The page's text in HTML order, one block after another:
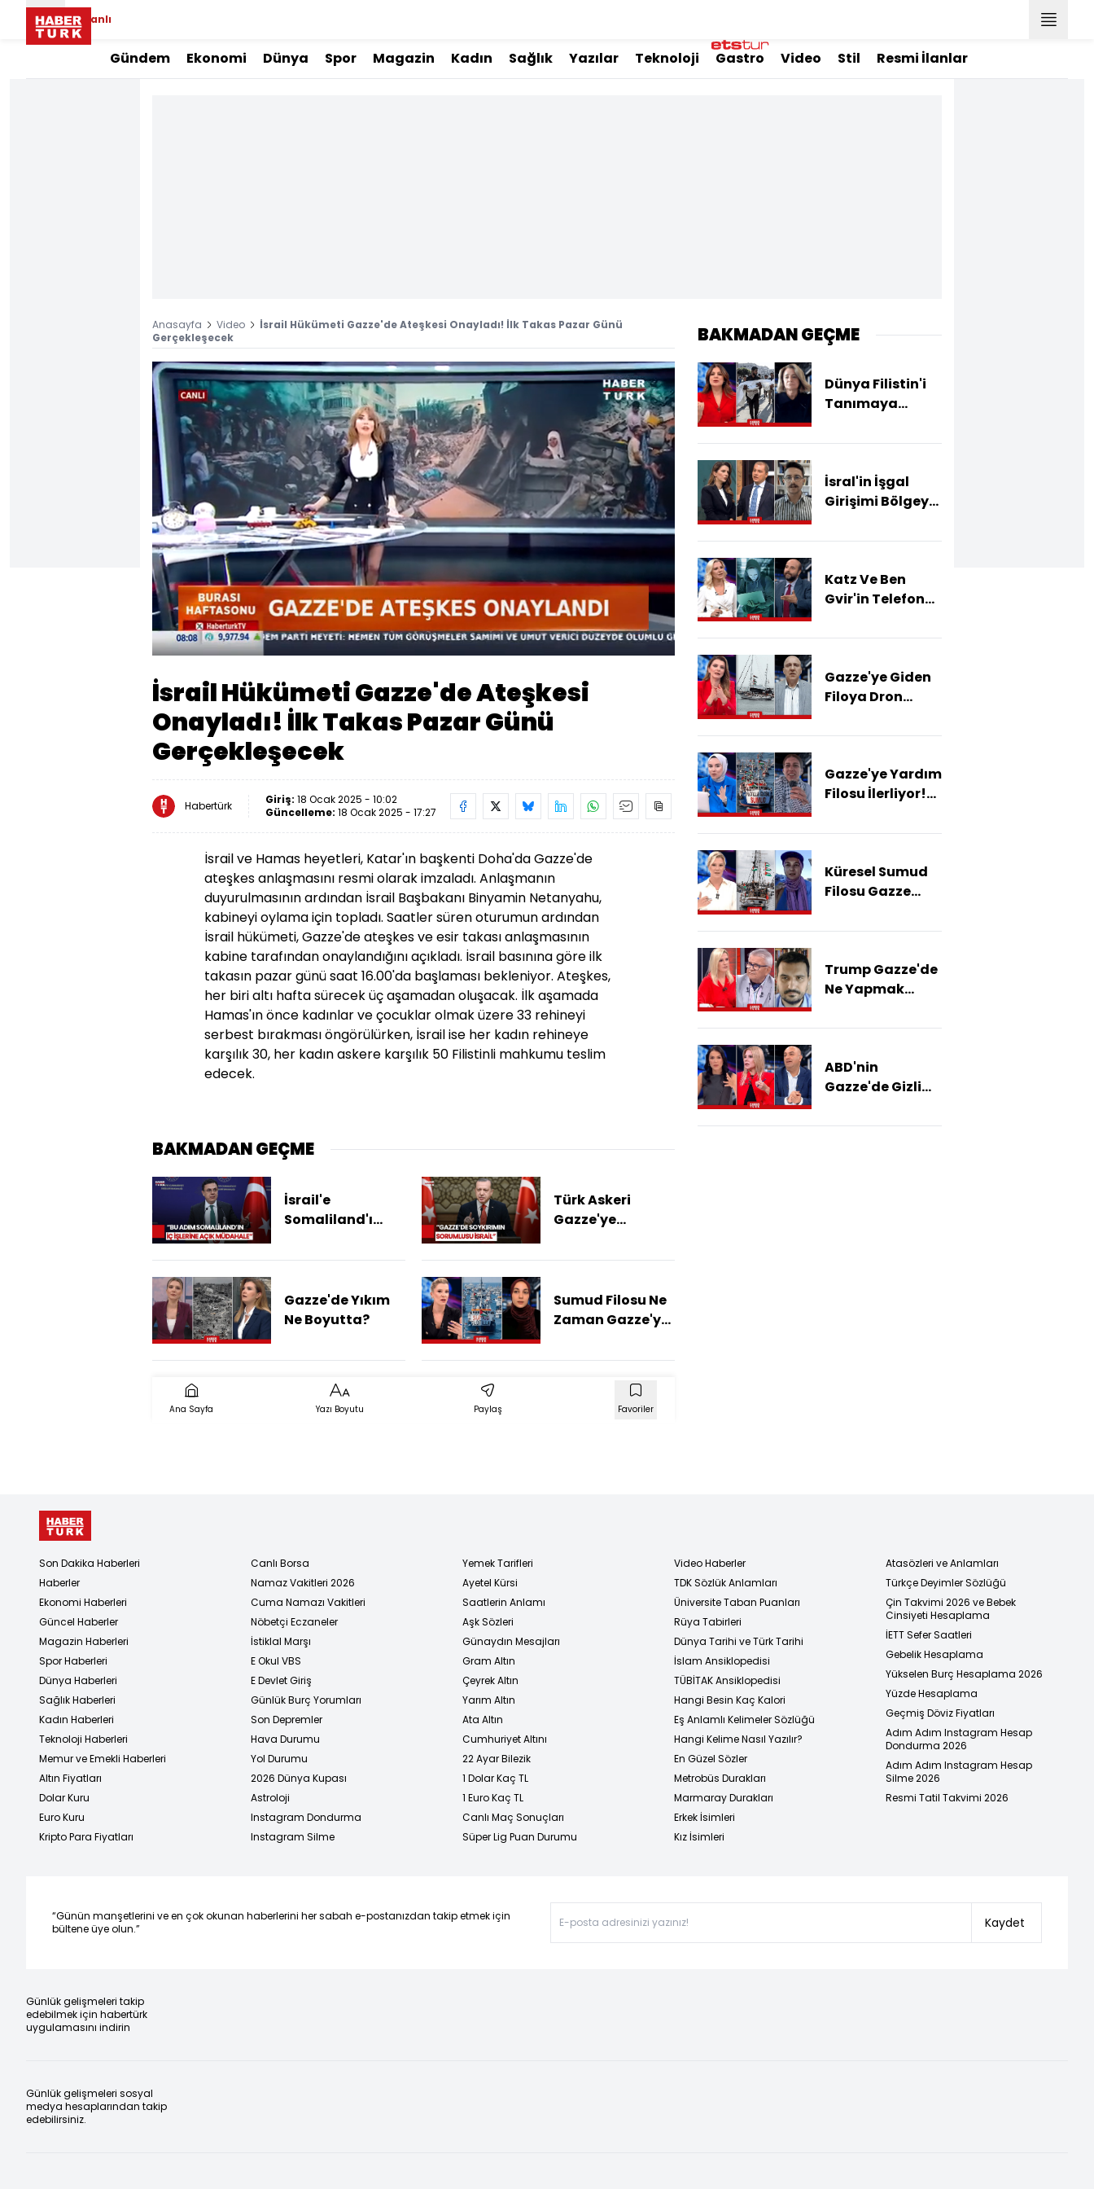
Canlı
Gündem Ekonomi Dünya Spor Magazin Kadın Sağlık Yazılar Teknoloji Gastro Video Stil Resmi İlanlar
Anasayfa Video
İsrail Hükümeti Gazze'de Ateşkesi Onayladı! İlk Takas Pazar Günü
Gerçekleşecek
Sesi
Aç
Yüklendi :
Oynatma
İsrail Hükümeti Gazze'de Ateşkesi
Onayladı! İlk Takas Pazar Günü
Gerçekleşecek
Habertürk Giriş: 18 Ocak 2025 - 10:02
Güncelleme: 18 Ocak 2025 - 17:27
İsrail ve Hamas heyetleri, Katar'ın başkenti Doha'da Gazze'de
ateşkes anlaşmasını resmi olarak imzaladı. Anlaşmanın
duyurulmasının ardından İsrail Başbakanı Binyamin Netanyahu,
kabineyi oylama için topladı. Saatler süren oturumun ardından
İsrail hükümeti, Gazze'de ateşkes ve esir takası anlaşmasının
kabine tarafından onaylandığını açıkladı. İsrail basınına göre ilk
takasın pazar günü saat 16.00'da başlaması bekleniyor. Ateşkes,
her biri altı hafta sürecek üç aşamadan oluşacak. İlk aşamada
Hamas'ın önce kadınlar ve çocuklar olmak üzere 33 rehineyi
serbest bırakması öngörülürken, İsrail ise her kadın rehineye
karşılık 30, her kadın askere karşılık 50 Filistinli mahkumu teslim
edecek.
BAKMADAN GEÇME
İsrail'e
Somaliland'ı
Türkiye'den
Türk Askeri
Gazze'ye
Gazze'de Yıkım
Ne Boyutta?
Sumud Filosu Ne
Zaman Gazze'ye
Ana Sayfa Yazı Boyutu Paylaş Favoriler
BAKMADAN GEÇME
Dünya Filistin'i
Tanımaya
Filistin'de
Erer Mi?
İsral'in İşgal
Girişimi Bölgeyi
Katz Ve Ben
Gvir'in Telefon
Kim, Nasıl
Gazze'ye Giden
Filoya Dron
Tunus'taki
Vurdu?
Gazze'ye Yardım
Filosu İlerliyor!
Filosu Gazze'ye
Varacak?
Küresel Sumud
Filosu Gazze
Ablukası Bu Kez
Trump Gazze'de
Ne Yapmak
ABD'nin
Gazze'de Gizli
Son Dakika Haberleri
Haberler
Ekonomi Haberleri
Güncel Haberler
Magazin Haberleri
Spor Haberleri
Dünya Haberleri
Sağlık Haberleri
Kadın Haberleri
Teknoloji Haberleri
Memur ve Emekli Haberleri
Altın Fiyatları
Dolar Kuru
Euro Kuru
Kripto Para Fiyatları
Canlı Borsa
Namaz Vakitleri 2026
Cuma Namazı Vakitleri
Nöbetçi Eczaneler
İstiklal Marşı
E Okul VBS
E Devlet Giriş
Günlük Burç Yorumları
Son Depremler
Hava Durumu
Yol Durumu
2026 Dünya Kupası
Astroloji
Instagram Dondurma
Instagram Silme
Yemek Tarifleri
Ayetel Kürsi
Saatlerin Anlamı
Aşk Sözleri
Günaydın Mesajları
Gram Altın
Çeyrek Altın
Yarım Altın
Ata Altın
Cumhuriyet Altını
22 Ayar Bilezik
1 Dolar Kaç TL
1 Euro Kaç TL
Canlı Maç Sonuçları
Süper Lig Puan Durumu
Video Haberler
TDK Sözlük Anlamları
Üniversite Taban Puanları
Rüya Tabirleri
Dünya Tarihi ve Türk Tarihi
İslam Ansiklopedisi
TÜBİTAK Ansiklopedisi
Hangi Besin Kaç Kalori
Eş Anlamlı Kelimeler Sözlüğü
Hangi Kelime Nasıl Yazılır?
En Güzel Sözler
Metrobüs Durakları
Marmaray Durakları
Erkek İsimleri
Kız İsimleri
Atasözleri ve Anlamları
Türkçe Deyimler Sözlüğü
Çin Takvimi 2026 ve Bebek
Cinsiyeti Hesaplama
İETT Sefer Saatleri
Gebelik Hesaplama
Yükselen Burç Hesaplama 2026
Yüzde Hesaplama
Geçmiş Döviz Fiyatları
Adım Adım Instagram Hesap
Dondurma 2026
Adım Adım Instagram Hesap
Silme 2026
Resmi Tatil Takvimi 2026
“Günün manşetlerini ve en çok okunan haberlerini her sabah e-postanızdan takip etmek için
bültene üye olun.”
Kaydet
Günlük gelişmeleri takip
edebilmek için habertürk
uygulamasını indirin
Günlük gelişmeleri sosyal
medya hesaplarından takip
edebilirsiniz.